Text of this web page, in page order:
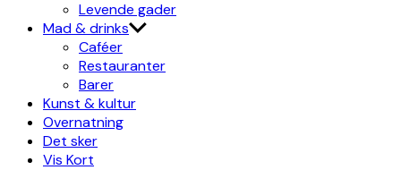
Levende gader
Mad & drinks
Caféer
Restauranter
Barer
Kunst & kultur
Overnatning
Det sker
Vis Kort